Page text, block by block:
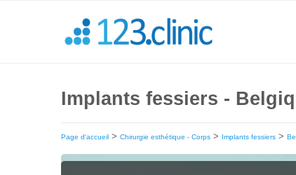
Implants fessiers -
Page d'accueil > Chirurgie esthétique - Corps > Implants fessiers >